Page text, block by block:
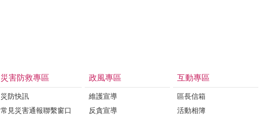
災害防救專區
災防快訊
常見災害通報聯繫窗口
政風專區
維護宣導
反貪宣導
互動專區
區長信箱
活動相簿